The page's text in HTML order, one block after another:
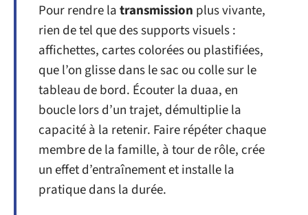
Pour rendre latransmission plus vivante,
rien de tel que des supports visuels :
affichettes, cartes colorées ou plastifiées,
que l’on glisse dans le sac ou colle sur le
tableau de bord. Écouter la duaa, en
boucle lors d’un trajet, démultiplie la
capacité à la retenir. Faire répéter chaque
membre de la famille, à tour de rôle, crée
un effet d’entraînement et installe la
pratique dans la durée.